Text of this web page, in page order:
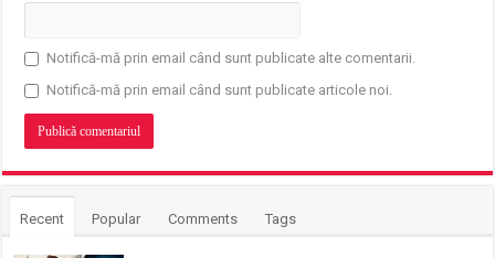
Notifică-mă prin email când sunt publicate alte comentarii.
Notifică-mă prin email când sunt publicate articole noi.
Recent Popular Comments Tags